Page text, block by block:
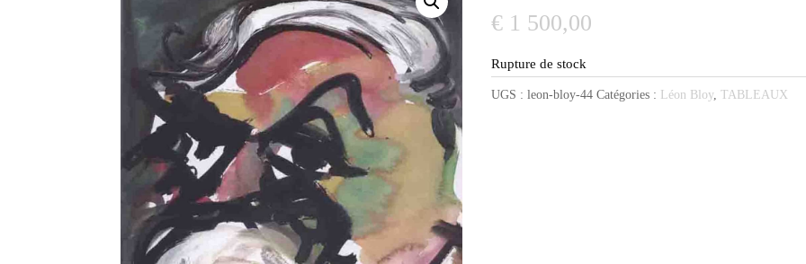
€ 1 500,00
Rupture de stock
UGS :leon-bloy-44 Catégories : Léon Bloy,TABLEAUX